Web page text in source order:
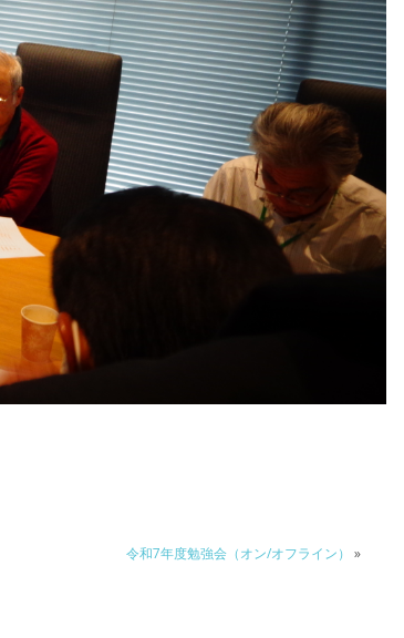
令和7年度勉強会（オン/オフライン） »